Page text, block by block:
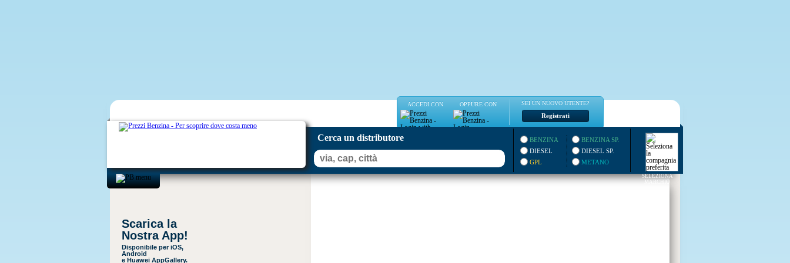
ACCEDI CON OPPURE CON SEI UN NUOVO UTENTE?
Registrati
Cerca un distributore
BENZINA
DIESEL
GPL
BENZINA SP.
DIESEL SP.
METANO
SELEZIONA
MARCHIO
Scarica la
Nostra App!
Disponibile per iOS,
Android
e Huawei AppGallery.